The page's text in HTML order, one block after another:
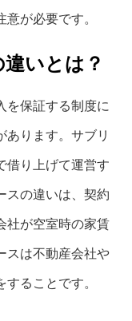
が必要です。
いとは？
を保証する制度に
あります。サブリ
借り上げて運営す
スの違いは、契約
社が空室時の家賃
スは不動産会社や
ることです。